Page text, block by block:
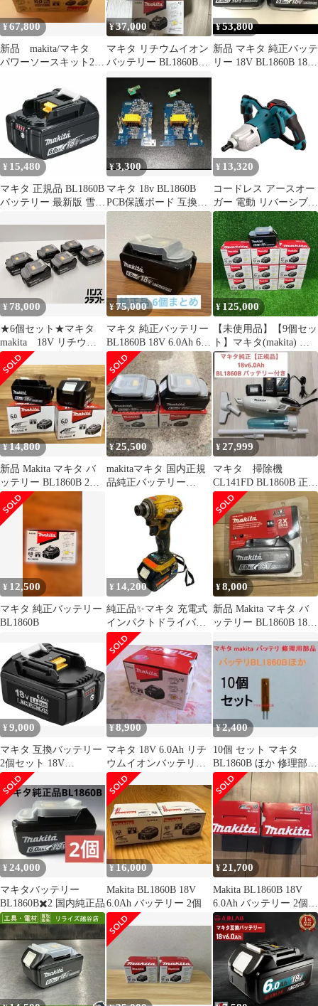
¥67,800
新品 makita/マキタ
パワーソースキット2
¥37,000
マキタ リチウムイオン
バッテリー BL1860B
18V 6.0Ah 3個
¥53,800
新品 マキタ 純正バッテ
リー 18V BL1860B 18V
¥ 15,480
マキタ 正規品 BL1860B
バッテリー 最新版 雪マ
テリー リチウムイオン
電動工具 BL1860 純正
¥3,300
マキタ 18v BL1860B
PCB保護ボード 互換
品 2個セット
¥ 13,320
コードレス アースオー
ガー 電動 リバーシブル
設計 6段階速度調整
BL1830B BL1840B
BL1850B BL1860B 対応
社外品
¥78,000
★6個セット★マキタ
makita 18V リチウム
イオンバッテリー
BL1860B 18V6.0Ah
外箱なし セットバラ
シ品 未使用 純正
品
¥75,000
マキタ 純正バッテリー
BL1860B 18V 6.0Ah 6個
セット
¥ 125,000
【未使用品】【9個セッ
ト】マキタ(makita) リ
チウムイオンバッテリ
ー 18V/6.0Ah
BL1860B【藤沢店】
¥14,800
新品 Makita マキタ バ
ッテリー BL1860B 2個
セット
¥25,500
makitaマキタ 国内正規
品純正バッテリー
BL1860B x２個
¥27,999
マキタ 掃除機
CL141FD BL1860B 正規
品 純正バッテリー
¥ 12,500
マキタ 純正バッテリー
BL1860B
¥ 14,200
純正品✨マキタ 充電式
インパクトドライバー
TD172D BL1860B
¥8,000
新品 Makita マキタ バ
ッテリー BL1860B 18V
¥9,000
マキタ 互換バッテリー
2個セット 18V
BL1860Bマキタ バッテ
リー 互換 6.0ah
BL1860B BL1830
BL1840 BL1850 BL1890
対応 マキタ 互换 6.0Ah
18v 電動工具電池 PSE
取得済み BL1860B
¥8,900
マキタ 18V 6.0Ah リチ
ウムイオンバッテリー
BL1860B
¥2,400
10個 セット マキタ
BL1860B ほか 修理部品
温度センサー バッテリ
ー
¥ 24,000
マキタバッテリー
BL1860B✖️2 国内純正品
¥16,000
Makita BL1860B 18V
6.0Ah バッテリー 2個
¥21,700
Makita BL1860B 18V
6.0Ah バッテリー 2個セ
ット